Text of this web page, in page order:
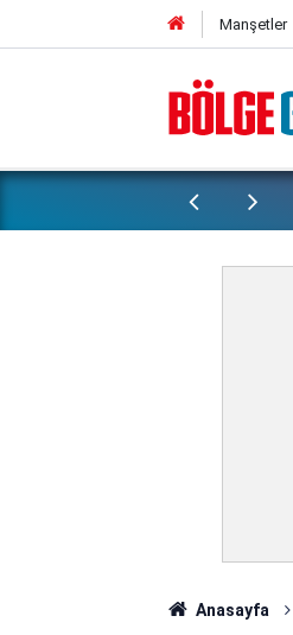
Manşetler
Anasayfa